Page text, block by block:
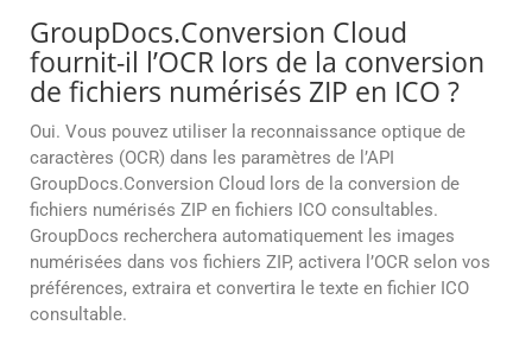
GroupDocs.Conversion Cloud
fournit-il l’OCR lors de la conversion
de fichiers numérisés ZIP en ICO ?
Oui. Vous pouvez utiliser la reconnaissance optique de
caractères (OCR) dans les paramètres de l’API
GroupDocs.Conversion Cloud lors de la conversion de
fichiers numérisés ZIP en fichiers ICO consultables.
GroupDocs recherchera automatiquement les images
numérisées dans vos fichiers ZIP, activera l’OCR selon vos
préférences, extraira et convertira le texte en fichier ICO
consultable.